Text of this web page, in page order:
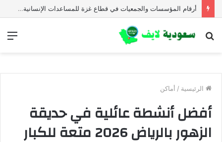
أرقام المؤسسات والجمعيات في قطاع غزة للمساعدات الإنسانية العاجلة
بحث
الرئيسية / أماكن
أفضل أنشطة عائلية في حديقة
الزهور بالرياض 2026 متعة للكبار